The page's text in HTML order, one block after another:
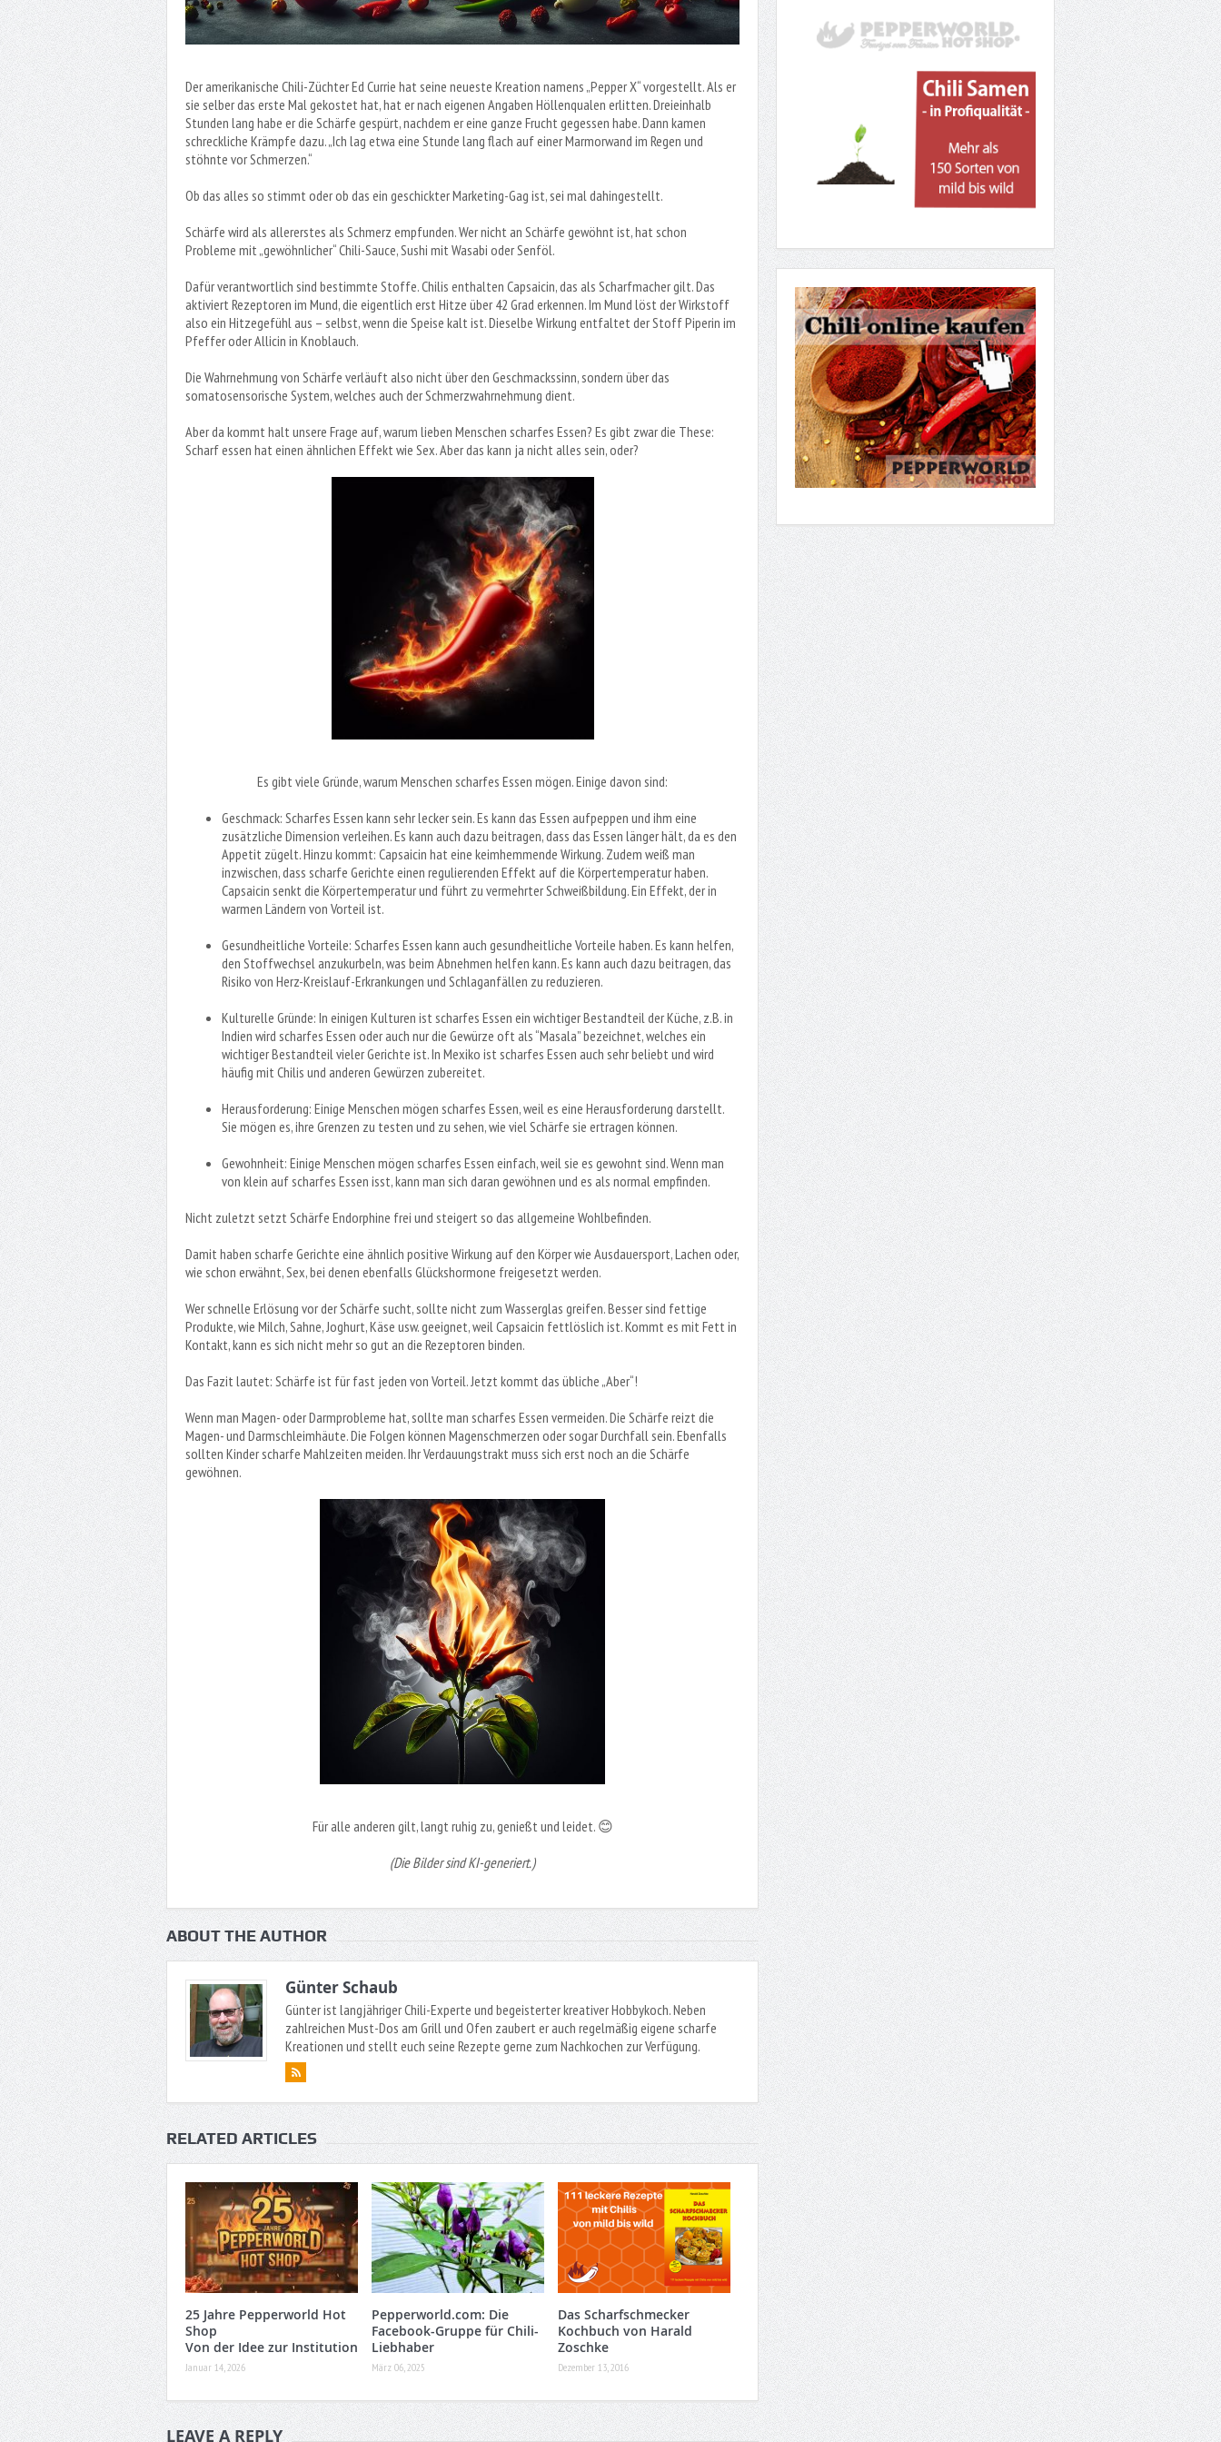
Der amerikanische Chili-Züchter Ed Currie hat seine neueste Kreation namens „Pepper X“ vorgestellt. Als er
sie selber das erste Mal gekostet hat, hat er nach eigenen Angaben Höllenqualen erlitten. Dreieinhalb
Stunden lang habe er die Schärfe gespürt, nachdem er eine ganze Frucht gegessen habe. Dann kamen
schreckliche Krämpfe dazu. „Ich lag etwa eine Stunde lang flach auf einer Marmorwand im Regen und
stöhnte vor Schmerzen.“
Ob das alles so stimmt oder ob das ein geschickter Marketing-Gag ist, sei mal dahingestellt.
Schärfe wird als allererstes als Schmerz empfunden. Wer nicht an Schärfe gewöhnt ist, hat schon
Probleme mit „gewöhnlicher“ Chili-Sauce, Sushi mit Wasabi oder Senföl.
Dafür verantwortlich sind bestimmte Stoffe. Chilis enthalten Capsaicin, das als Scharfmacher gilt. Das
aktiviert Rezeptoren im Mund, die eigentlich erst Hitze über 42 Grad erkennen. Im Mund löst der Wirkstoff
also ein Hitzegefühl aus – selbst, wenn die Speise kalt ist. Dieselbe Wirkung entfaltet der Stoff Piperin im
Pfeffer oder Allicin in Knoblauch.
Die Wahrnehmung von Schärfe verläuft also nicht über den Geschmackssinn, sondern über das
somatosensorische System, welches auch der Schmerzwahrnehmung dient.
Aber da kommt halt unsere Frage auf, warum lieben Menschen scharfes Essen? Es gibt zwar die These:
Scharf essen hat einen ähnlichen Effekt wie Sex. Aber das kann ja nicht alles sein, oder?
Es gibt viele Gründe, warum Menschen scharfes Essen mögen. Einige davon sind:
Geschmack: Scharfes Essen kann sehr lecker sein. Es kann das Essen aufpeppen und ihm eine
zusätzliche Dimension verleihen. Es kann auch dazu beitragen, dass das Essen länger hält, da es den
Appetit zügelt. Hinzu kommt: Capsaicin hat eine keimhemmende Wirkung. Zudem weiß man
inzwischen, dass scharfe Gerichte einen regulierenden Effekt auf die Körpertemperatur haben.
Capsaicin senkt die Körpertemperatur und führt zu vermehrter Schweißbildung. Ein Effekt, der in
warmen Ländern von Vorteil ist.
Gesundheitliche Vorteile: Scharfes Essen kann auch gesundheitliche Vorteile haben. Es kann helfen,
den Stoffwechsel anzukurbeln, was beim Abnehmen helfen kann. Es kann auch dazu beitragen, das
Risiko von Herz-Kreislauf-Erkrankungen und Schlaganfällen zu reduzieren.
Kulturelle Gründe: In einigen Kulturen ist scharfes Essen ein wichtiger Bestandteil der Küche, z.B. in
Indien wird scharfes Essen oder auch nur die Gewürze oft als “Masala” bezeichnet, welches ein
wichtiger Bestandteil vieler Gerichte ist. In Mexiko ist scharfes Essen auch sehr beliebt und wird
häufig mit Chilis und anderen Gewürzen zubereitet.
Herausforderung: Einige Menschen mögen scharfes Essen, weil es eine Herausforderung darstellt.
Sie mögen es, ihre Grenzen zu testen und zu sehen, wie viel Schärfe sie ertragen können.
Gewohnheit: Einige Menschen mögen scharfes Essen einfach, weil sie es gewohnt sind. Wenn man
von klein auf scharfes Essen isst, kann man sich daran gewöhnen und es als normal empfinden.
Nicht zuletzt setzt Schärfe Endorphine frei und steigert so das allgemeine Wohlbefinden.
Damit haben scharfe Gerichte eine ähnlich positive Wirkung auf den Körper wie Ausdauersport, Lachen oder,
wie schon erwähnt, Sex, bei denen ebenfalls Glückshormone freigesetzt werden.
Wer schnelle Erlösung vor der Schärfe sucht, sollte nicht zum Wasserglas greifen. Besser sind fettige
Produkte, wie Milch, Sahne, Joghurt, Käse usw. geeignet, weil Capsaicin fettlöslich ist. Kommt es mit Fett in
Kontakt, kann es sich nicht mehr so gut an die Rezeptoren binden.
Das Fazit lautet: Schärfe ist für fast jeden von Vorteil. Jetzt kommt das übliche „Aber“!
Wenn man Magen- oder Darmprobleme hat, sollte man scharfes Essen vermeiden. Die Schärfe reizt die
Magen- und Darmschleimhäute. Die Folgen können Magenschmerzen oder sogar Durchfall sein. Ebenfalls
sollten Kinder scharfe Mahlzeiten meiden. Ihr Verdauungstrakt muss sich erst noch an die Schärfe
gewöhnen.
Für alle anderen gilt, langt ruhig zu, genießt und leidet. 😊
(Die Bilder sind KI-generiert.)
ABOUT THE AUTHOR
Günter Schaub
Günter ist langjähriger Chili-Experte und begeisterter kreativer Hobbykoch. Neben
zahlreichen Must-Dos am Grill und Ofen zaubert er auch regelmäßig eigene scharfe
Kreationen und stellt euch seine Rezepte gerne zum Nachkochen zur Verfügung.
RELATED ARTICLES
25 Jahre Pepperworld Hot
Shop
Von der Idee zur Institution
Januar 14, 2026
Pepperworld.com: Die
Facebook-Gruppe für Chili-
Liebhaber
März 06, 2025
Das Scharfschmecker
Kochbuch von Harald
Zoschke
Dezember 13, 2016
LEAVE A REPLY